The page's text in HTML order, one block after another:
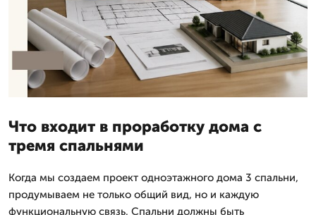
Что входит в проработку дома с
тремя спальнями
Когда мы создаем проект одноэтажного дома 3 спальни,
продумываем не только общий вид, но и каждую
функциональную связь. Спальни должны быть